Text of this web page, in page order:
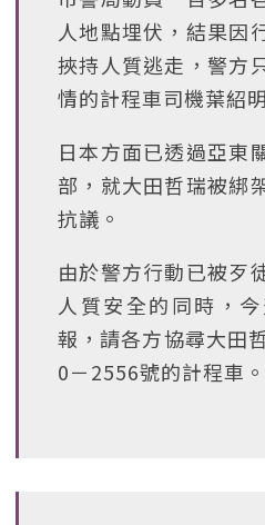
人地點埋伏，結果因
挾持人質逃走，警方
情的計程車司機葉紹
日本方面已透過亞東
部，就大田哲瑞被綁
抗議。
由於警方行動已被歹
人質安全的同時，
報，請各方協尋大田
0－2556號的計程車。